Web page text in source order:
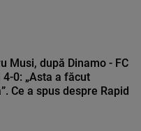
Musi, după Dinamo - FC
0: „Asta a făcut
Ce a spus despre Rapid